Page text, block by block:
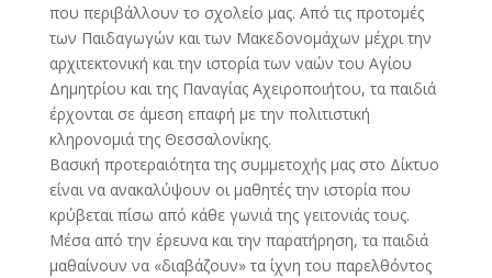
που περιβάλλουν το σχολείο μας. Από τις προτομές
των Παιδαγωγών και των Μακεδονομάχων μέχρι την
αρχιτεκτονική και την ιστορία των ναών του Αγίου
Δημητρίου και της Παναγίας Αχειροποιήτου, τα παιδιά
έρχονται σε άμεση επαφή με την πολιτιστική
κληρονομιά της Θεσσαλονίκης.
Βασική προτεραιότητα της συμμετοχής μας στο Δίκτυο
είναι να ανακαλύψουν οι μαθητές την ιστορία που
κρύβεται πίσω από κάθε γωνιά της γειτονιάς τους.
Μέσα από την έρευνα και την παρατήρηση, τα παιδιά
μαθαίνουν να «διαβάζουν» τα ίχνη του παρελθόντος